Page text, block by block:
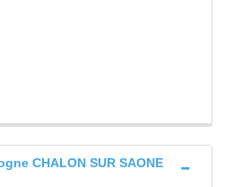
CHALON SUR SAONE